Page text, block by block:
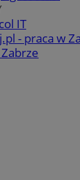
IT
- praca w